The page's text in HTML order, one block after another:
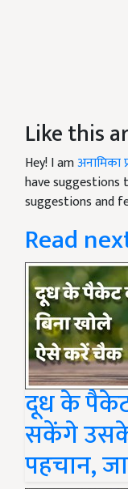
Like this
Hey! I amअनामिका
have
suggestions and
Read
दूध के
सकेंगे उसके
पहचान,